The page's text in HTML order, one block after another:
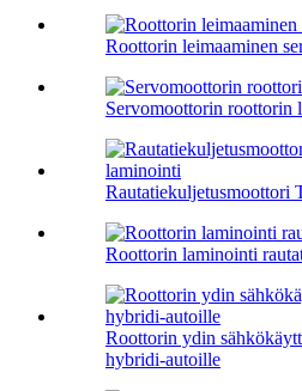
Roottorin leimaaminen
Servomoottorin roottorin
Rautatiekuljetusmoottori
Roottorin laminointi
Roottorin ydin
hybridi-autoille